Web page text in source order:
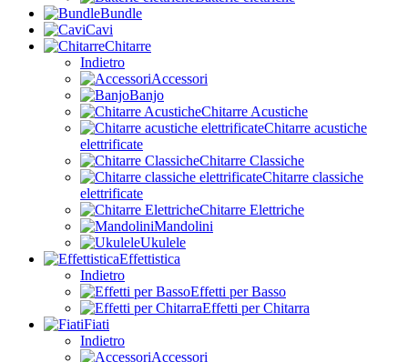
Bundle
Cavi
Chitarre
Indietro
Accessori
Banjo
Chitarre Acustiche
Chitarre acustiche
elettrificate
Chitarre Classiche
Chitarre classiche
elettrificate
Chitarre Elettriche
Mandolini
Ukulele
Effettistica
Indietro
Effetti per Basso
Effetti per Chitarra
Fiati
Indietro
Accessori